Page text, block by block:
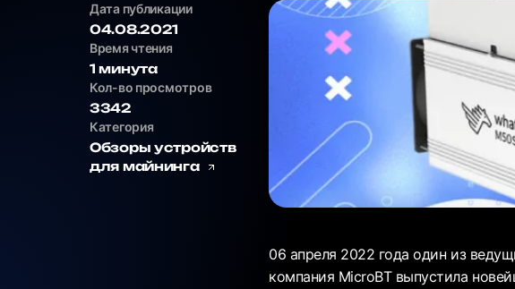
Дата публикации
04.08.2021
Время чтения
1 минута
Кол-во просмотров
3342
Категория
Обзоры устройств
для майнинга
06 апреля 2022 года один из
компания MicroBT выпустила